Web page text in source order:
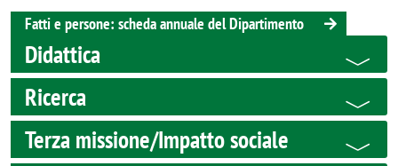
Fatti e persone: scheda annuale del Dipartimento
Didattica
Ricerca
Terza missione/Impatto sociale